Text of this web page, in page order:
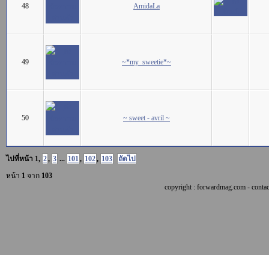
48 AmidaLa
49 ~*my_sweetie*~
50 ~ sweet - avril ~
ไปที่หน้า 1, 2, 3 ... 101, 102, 103
ถัดไป
หน้า 1 จาก 103
copyright : forwardmag.com -